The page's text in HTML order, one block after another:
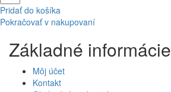
Pridať do košíka
Pokračovať v nakupovaní
Základné informácie
Môj účet
Kontakt